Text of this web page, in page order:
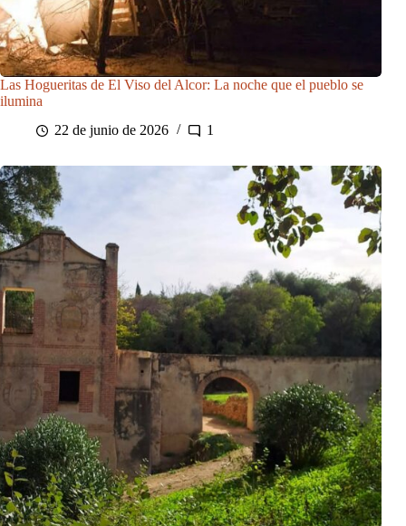
Las Hogueritas de El Viso del Alcor: La noche que el pueblo se
ilumina
22 de junio de 2026
1